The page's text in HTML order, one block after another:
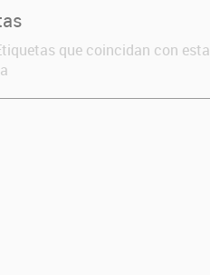
que coincidan con esta